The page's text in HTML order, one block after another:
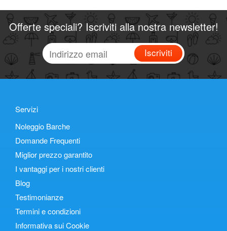
Offerte speciali? Iscriviti alla nostra newsletter!
Iscriviti
Servizi
Noleggio Barche
Domande Frequenti
Miglior prezzo garantito
I vantaggi per i nostri clienti
Blog
Testimonianze
Termini e condizioni
Informativa sui Cookie